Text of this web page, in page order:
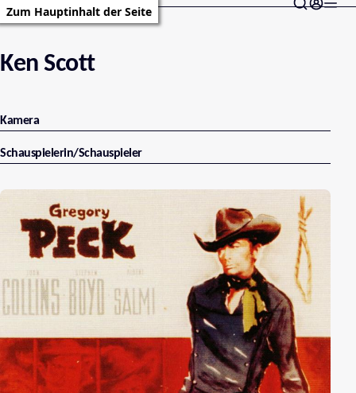
Zum Hauptinhalt der Seite
Ken Scott
Kamera
Schauspielerin/Schauspieler